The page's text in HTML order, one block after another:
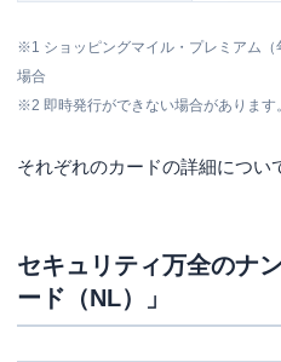
※1 ショッピングマイル・プレミアム
場合
※2 即時発行ができない場合があります。
それぞれのカードの詳細につい
セキュリティ万全のナ
ード（NL）」